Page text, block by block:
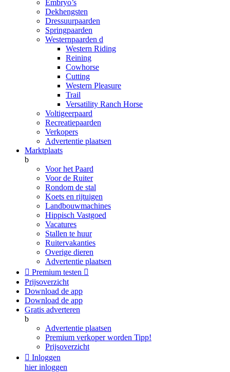
Embryo’s
Dekhengsten
Dressuurpaarden
Springpaarden
Westernpaarden d
Western Riding
Reining
Cowhorse
Cutting
Western Pleasure
Trail
Versatility Ranch Horse
Voltigeerpaard
Recreatiepaarden
Verkopers
Advertentie plaatsen
Marktplaats
b
Voor het Paard
Voor de Ruiter
Rondom de stal
Koets en rijtuigen
Landbouwmachines
Hippisch Vastgoed
Vacatures
Stallen te huur
Ruitervakanties
Overige dieren
Advertentie plaatsen
 Premium testen 
Prijsoverzicht
Download de app
Download de app
Gratis adverteren
b
Advertentie plaatsen
Premium verkoper worden Tipp!
Prijsoverzicht
 Inloggen
hier inloggen